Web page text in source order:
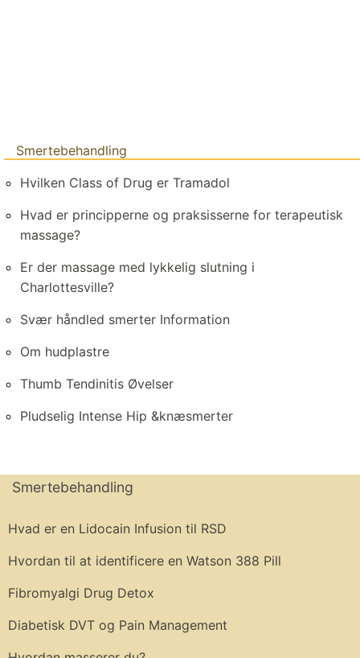
Smertebehandling
Hvilken Class of Drug er Tramadol
Hvad er principperne og praksisserne for terapeutisk
massage?
Er der massage med lykkelig slutning i
Charlottesville?
Svær håndled smerter Information
Om hudplastre
Thumb Tendinitis Øvelser
Pludselig Intense Hip &knæsmerter
Smertebehandling
Hvad er en Lidocain Infusion til RSD
Hvordan til at identificere en Watson 388 Pill
Fibromyalgi Drug Detox
Diabetisk DVT og Pain Management